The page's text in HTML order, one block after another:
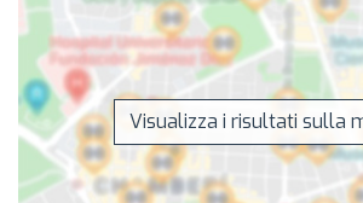
Visualizza i risultati sulla